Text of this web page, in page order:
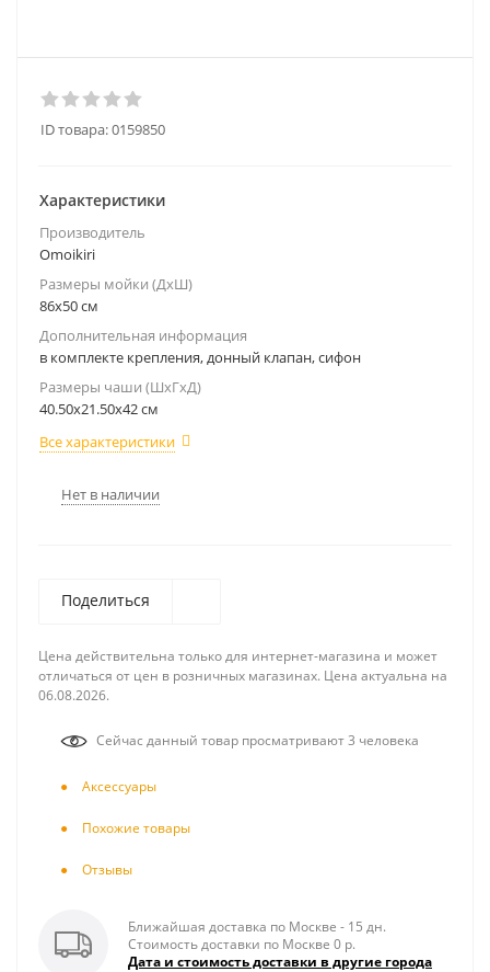
ID товара:0159850
Характеристики
Производитель
Omoikiri
Размеры мойки (ДхШ)
86х50 см
Дополнительная информация
в комплекте крепления, донный клапан, сифон
Размеры чаши (ШхГхД)
40.50х21.50x42 см
Все характеристики
Нет в наличии
Поделиться
Цена действительна только для интернет-магазина и может
отличаться от цен в розничных магазинах. Цена актуальна на
06.08.2026.
Сейчас данный товар просматривают 3 человека
Аксесcуары
Похожие товары
Отзывы
Ближайшая доставка по Москве - 15 дн.
Стоимость доставки по Москве 0 р.
Дата и стоимость доставки в другие города